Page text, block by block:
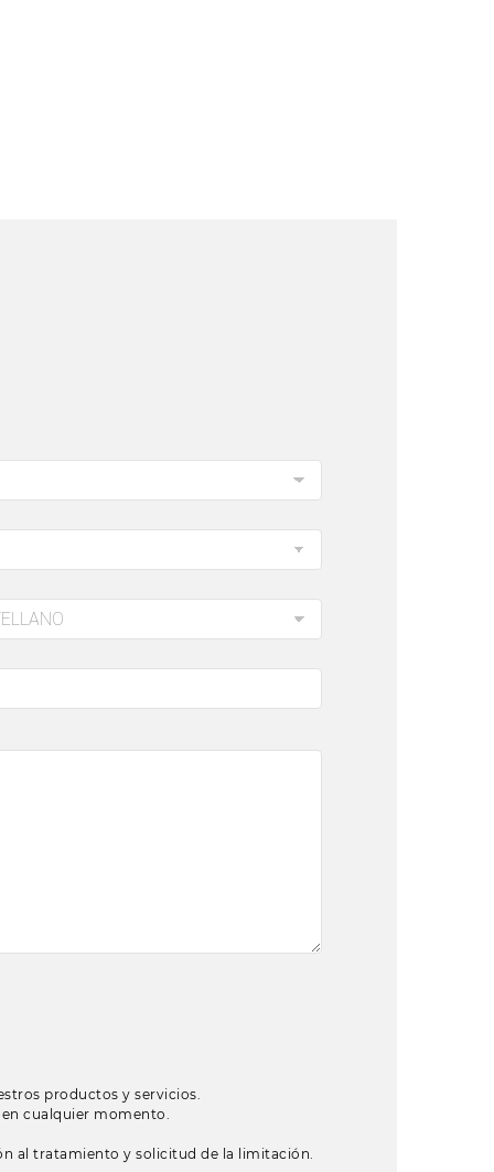
productos y servicios.
cualquier momento.
al tratamiento y solicitud de la limitación.